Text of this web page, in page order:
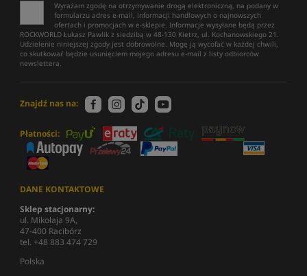
Wyrażam zgodę na otrzymywanie drogą elektroniczną, na podany w
formularzu adres e-mail, informacji handlowych o najnowszych
ofertach i promocjach w e-sklepie. Informacje wysyłane będą przez
ROCKWORLD Łukasz Pawlik z siedzibą w 48-130 Kietrz, ul. Kochanowskiego 21.
Udzielenie niniejszej zgody jest dobrowolne. Mogę ją wycofać w każdej chwili,
co skutkować będzie usunięciem mojego adresu e-mail z listy odbiorców
newslettera.
Znajdź nas na:
Płatności:
DANE KONTAKTOWE
Sklep stacjonarny:
ul. Mikołaja 9A,
47-400 Racibórz
tel. +48 883 474 729
Polska